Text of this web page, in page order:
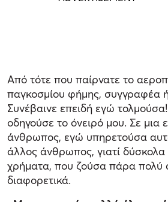
Από τότε που παίρνατε το
παγκοσμίου φήμης, συγγραφέα
Συνέβαινε επειδή εγώ
οδηγούσε το όνειρό μου. Σε μια
άνθρωπος, εγώ υπηρετούσα
άλλος άνθρωπος, γιατί
χρήματα, που ζούσα πάρα πολύ
διαφορετικά.